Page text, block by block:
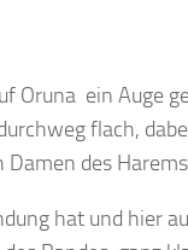
Oruna ein Auge
flach,
des
hat und hier